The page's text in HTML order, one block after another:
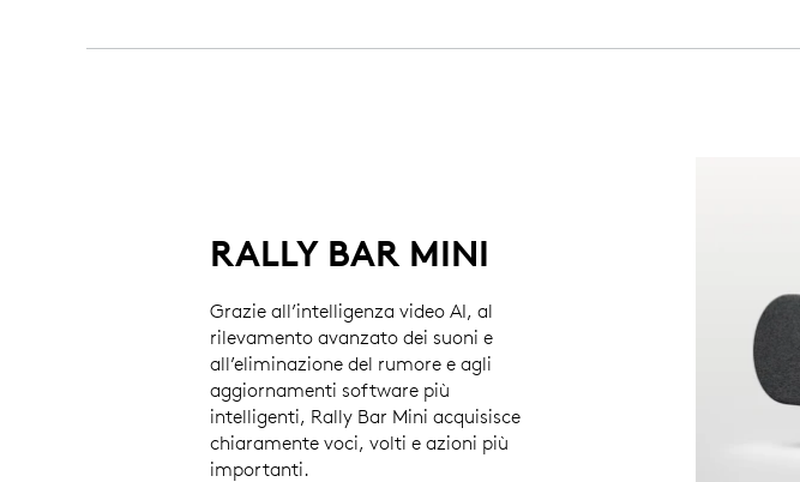
RALLY BAR MINI
Grazie all’intelligenza video AI, al
rilevamento avanzato dei suoni e
all’eliminazione del rumore e agli
aggiornamenti software più
intelligenti, Rally Bar Mini acquisisce
chiaramente voci, volti e azioni più
importanti.